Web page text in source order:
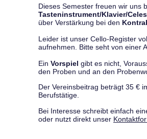
Dieses Semester freuen wir uns
Tasteninstrument/Klavier/
über Verstärkung bei den
Leider ist unser Cello-Register
aufnehmen. Bitte seht von einer
Ein Vorspiel gibt es nicht,
den Proben und an den
Der Vereinsbeitrag beträgt 35 €
Berufstätige.
Bei Interesse schreibt einfach
oder nutzt direkt unser